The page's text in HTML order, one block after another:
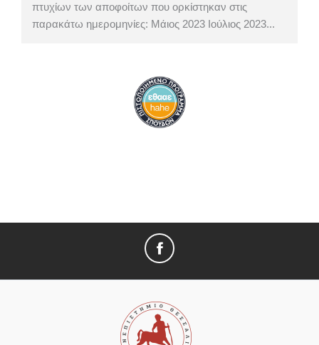
πτυχίων των αποφοίτων που ορκίστηκαν στις
παρακάτω ημερομηνίες: Μάιος 2023 Ιούλιος 2023...